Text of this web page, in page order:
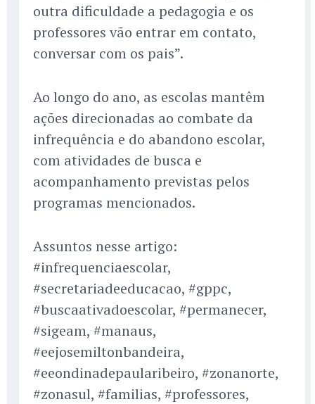
outra dificuldade a pedagogia e os
professores vão entrar em contato,
conversar com os pais”.
Ao longo do ano, as escolas mantêm
ações direcionadas ao combate da
infrequência e do abandono escolar,
com atividades de busca e
acompanhamento previstas pelos
programas mencionados.
Assuntos nesse artigo:
#infrequenciaescolar,
#secretariadeeducacao, #gppc,
#buscaativadoescolar, #permanecer,
#sigeam, #manaus,
#eejosemiltonbandeira,
#eeondinadepaularibeiro, #zonanorte,
#zonasul, #familias, #professores,